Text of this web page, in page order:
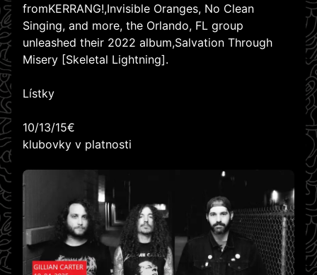
fromKERRANG!,Invisible Oranges, No Clean
Singing, and more, the Orlando, FL group
unleashed their 2022 album,Salvation Through
Misery [Skeletal Lightning].
Lístky
10/13/15€
klubovky v platnosti